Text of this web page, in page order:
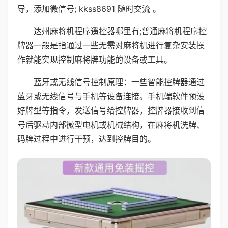
导，添加微信号; kkss8691 随时交流 。
达州麻将机程序遥控器哪里有;普通麻将机程序控
牌器一般是指通过一些无需对麻将机进行复杂安装操
作就能实现控制麻将牌功能的设备或工具。
蓝牙或无线信号控制原理：一些智能控牌器通过
蓝牙或无线信号与手机等设备连接。手机端软件预设
好牌型等指令，发送信号给控牌器，控牌器接收到信
号后驱动内部微型电机或机械结构，在麻将机洗牌、
码牌过程中进行干预，达到控牌目的。